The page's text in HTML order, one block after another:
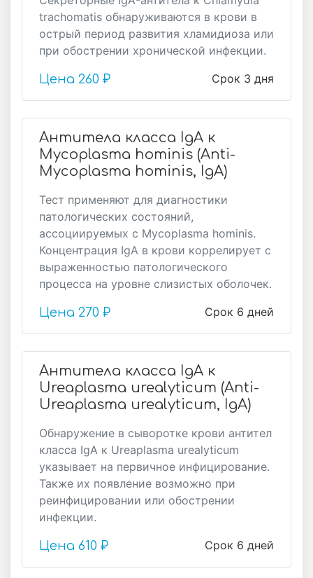
trachomatis обнаруживаются в крови в
острый период развития хламидиоза или
при обострении хронической инфекции.
Срок 3 дня
Цена 260 ₽
Антитела класса IgA к
Mycoplasma hominis (Anti-
Mycoplasma hominis, IgA)
Тест применяют для диагностики
патологических состояний,
ассоциируемых с Mycoplasma hominis.
Концентрация IgA в крови коррелирует с
выраженностью патологического
процесса на уровне слизистых оболочек.
Срок 6 дней
Цена 270 ₽
Антитела класса IgA к
Ureaplasma urealyticum (Anti-
Ureaplasma urealyticum, IgA)
Обнаружение в сыворотке крови антител
класса IgА к Ureaplasma urealyticum
указывает на первичное инфицирование.
Также их появление возможно при
реинфицировании или обострении
инфекции.
Срок 6 дней
Цена 610 ₽